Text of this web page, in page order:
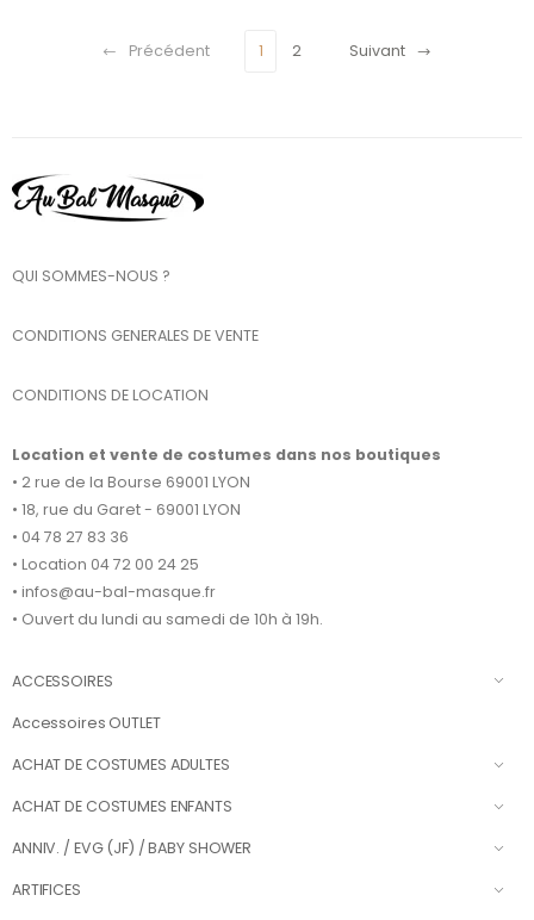
2,50 €
Précédent 1 2 Suivant
QUI SOMMES-NOUS ?
CONDITIONS GENERALES DE VENTE
CONDITIONS DE LOCATION
Location et vente de costumes dans nos boutiques
• 2 rue de la Bourse 69001 LYON
• 18, rue du Garet - 69001 LYON
• 04 78 27 83 36
• Location 04 72 00 24 25
• infos@au-bal-masque.fr
• Ouvert du lundi au samedi de 10h à 19h.
ACCESSOIRES
Accessoires OUTLET
ACHAT DE COSTUMES ADULTES
ACHAT DE COSTUMES ENFANTS
ANNIV. / EVG (JF) / BABY SHOWER
ARTIFICES